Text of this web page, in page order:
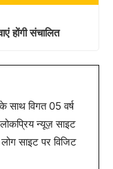
होंगी संचालित
साथ विगत 05 वर्ष
न्यूज़ साइट
साइट पर विजिट